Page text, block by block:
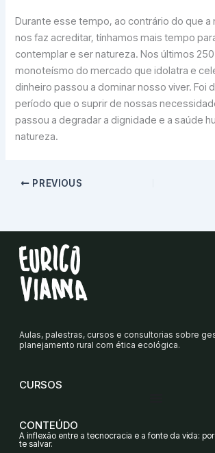
Durante esse tempo, ao contrário do que a
nos faz acreditar, tínhamos mais tempo
contemplar e ser natureza. Nos últimos
monoteísmo do mercado que idolatra e
dinheiro passou a dominar nosso viver. Foi
período que o suprir de nossas
passou a degradar a dignidade e a saúde
natureza.
PREVIOUS
Aulas, palestras, cursos e consultorias sobre
planejamento rural com ética ecológica.
CURSOS
CONTEÚDO
A inflexão entre a tecnocracia e a fonte da vida:
te salvar.